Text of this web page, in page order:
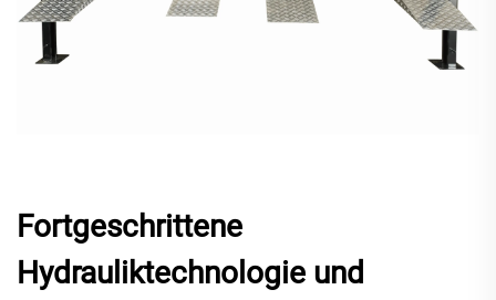
Fortgeschrittene
Hydrauliktechnologie und